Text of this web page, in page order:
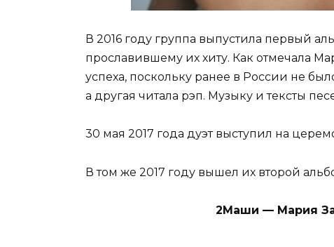
В 2016 году группа выпустила первый
прославившему их хиту. Как отмечала
успеха, поскольку ранее в России не
а другая читала рэп. Музыку и тексты
30 мая 2017 года дуэт выступил на
В том же 2017 году вышел их второй
2Маши — Мария